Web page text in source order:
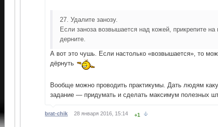
27. Удалите занозу.
Если заноза возвышается над кожей, прикрепите на
дерните.
А вот это чушь. Если настолько «возвышается», то
дёрнуть
Вообще можно проводить практикумы. Дать людям
задание — придумать и сделать максимум полезных
brat-chik 28 января 2016, 15:14 +1